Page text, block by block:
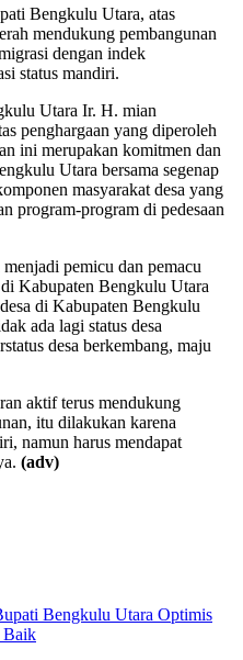
Bengkulu Utara, atas
mendukung pembangunan
dengan indek
status mandiri.
Utara Ir. H. mian
penghargaan yang diperoleh
ini merupakan komitmen dan
Utara bersama segenap
masyarakat desa yang
program-program di pedesaan
pemicu dan pemacu
di Kabupaten Bengkulu Utara
di Kabupaten Bengkulu
ada lagi status desa
desa berkembang, maju
aktif terus mendukung
itu dilakukan karena
namun harus mendapat
(adv)
Bengkulu Utara Optimis
Baik